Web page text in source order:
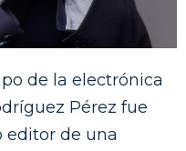
de la electrónica
Pérez fue
editor de una